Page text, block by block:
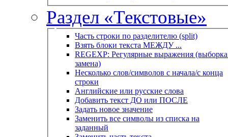
Раздел «Текстовые»
Часть строки по разделителю (split)
Взять блоки текста МЕЖДУ ...
REGEXP: Регулярные выражения
замена)
Несколько слов/символов с начала/с конца
строки
Английские или русские слова
Добавить текст ДО или ПОСЛЕ
Задать новое значение
Заменить все символы из списка на
заданный